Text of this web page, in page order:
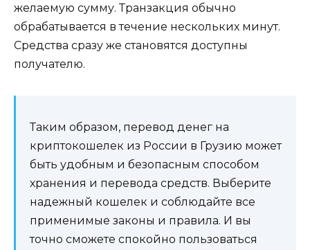
желаемую сумму. Транзакция обычно
обрабатывается в течение нескольких минут.
Средства сразу же становятся доступны
получателю.
Таким образом, перевод денег на
криптокошелек из России в Грузию может
быть удобным и безопасным способом
хранения и перевода средств. Выберите
надежный кошелек и соблюдайте все
применимые законы и правила. И вы
точно сможете спокойно пользоваться